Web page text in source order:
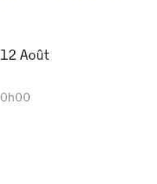
12 Août
0h00